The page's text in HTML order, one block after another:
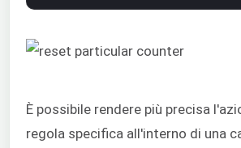
È possibile rendere più precisa
regola specifica all'interno di una